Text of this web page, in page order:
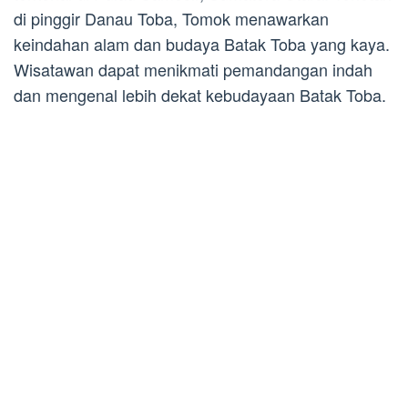
di pinggir Danau Toba, Tomok menawarkan
keindahan alam dan budaya Batak Toba yang kaya.
Wisatawan dapat menikmati pemandangan indah
dan mengenal lebih dekat kebudayaan Batak Toba.